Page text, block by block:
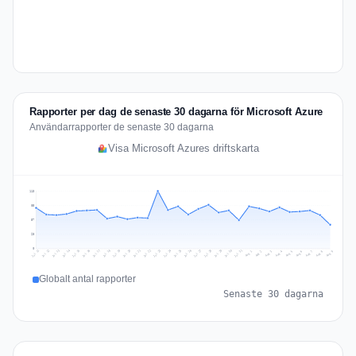
Rapporter per dag de senaste 30 dagarna för Microsoft Azure
Användarrapporter de senaste 30 dagarna
Visa Microsoft Azures driftskarta
28
57
85
113
Jul 11 Jul 12 Jul 13 Jul 14 Jul 15 Jul 16 Jul 17 Jul 18 Jul 19 Jul 20 Jul 21 Jul 22 Jul 23 Jul 24 Jul 25 Jul 26 Jul 27 Jul 28 Jul 29 Jul 30 Jul 31 Aug 1 Aug 2 Aug 3 Aug 4 Aug 5 Aug 6 Aug 7 Aug 8 Aug 9
Globalt antal rapporter
Senaste 30 dagarna